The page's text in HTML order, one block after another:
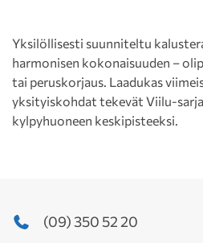
Yksilöllisesti suunniteltu
harmonisen kokonaisuuden –
tai peruskorjaus. Laadukas
yksityiskohdat tekevät Viilu-
kylpyhuoneen keskipisteeksi.
(09) 350 52 20